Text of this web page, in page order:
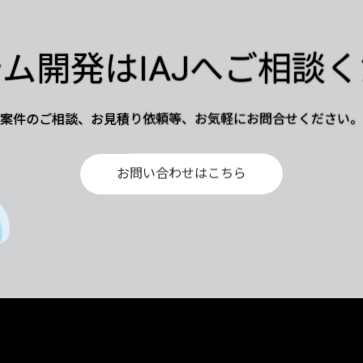
開発はIAJへご相談
案件のご相談、お見積り依頼等、お気軽にお問合せください。
お問い合わせはこちら